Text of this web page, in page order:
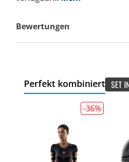
Perfekt kombiniert SET
-36%
Bewertungen